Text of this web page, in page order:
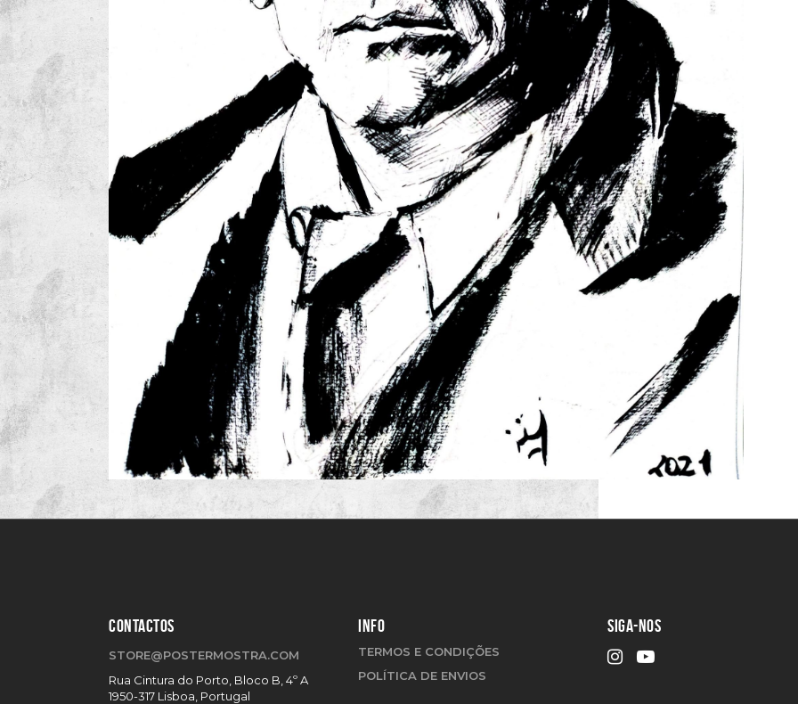
CONTACTOS
STORE@POSTERMOSTRA.COM
Rua Cintura do Porto, Bloco B, 4º A
1950-317 Lisboa, Portugal
INFO
TERMOS E CONDIÇÕES
POLÍTICA DE ENVIOS
SIGA-NOS